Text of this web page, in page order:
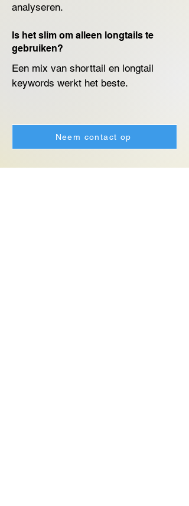
analyseren.
Is het slim om alleen longtails te
gebruiken?
Een mix van shorttail en longtail
keywords werkt het beste.
Neem contact op